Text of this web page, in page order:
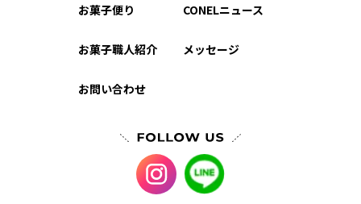
お菓子便り CONELニュース
お菓子職人紹介 メッセージ
お問い合わせ